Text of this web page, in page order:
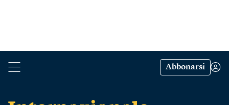
Abbonarsi